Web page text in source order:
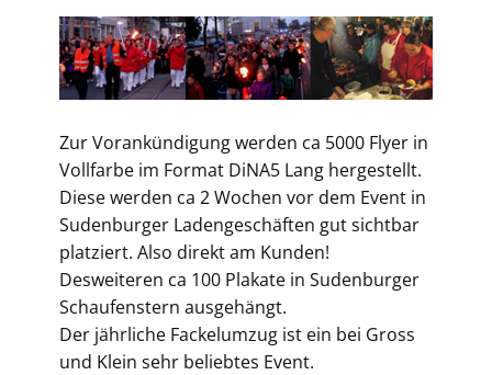
Zur Vorankündigung werden ca 5000 Flyer in
Vollfarbe im Format DiNA5 Lang hergestellt.
Diese werden ca 2 Wochen vor dem Event in
Sudenburger Ladengeschäften gut sichtbar
platziert. Also direkt am Kunden!
Desweiteren ca 100 Plakate in Sudenburger
Schaufenstern ausgehängt.
Der jährliche Fackelumzug ist ein bei Gross
und Klein sehr beliebtes Event.